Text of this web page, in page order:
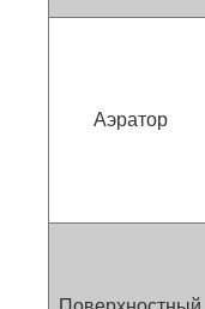
Аэратор